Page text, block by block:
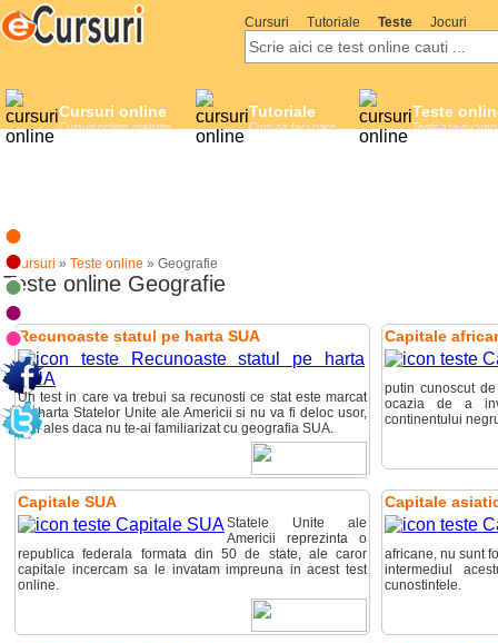
Cursuri Tutoriale Teste Jocuri
Cursuri online
Cursuri online gratuite
Tutoriale
Cum sa faci orice
Teste
Testeaza-ti
eCursuri » Teste online » Geografie
Teste online Geografie
Recunoaste statul pe harta SUA
Un test in care va trebui sa recunosti ce stat este marcat
pe harta Statelor Unite ale Americii si nu va fi deloc usor,
mai ales daca nu te-ai familiarizat cu geografia SUA.
Capitale
putin cunoscut
ocazia de a
continentului
Capitale SUA
Statele Unite ale
Americii reprezinta o
republica federala formata din 50 de state, ale caror
capitale incercam sa le invatam impreuna in acest test
online.
Capitale
africane, nu sunt
intermediul
cunostintele.